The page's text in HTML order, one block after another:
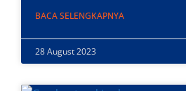
BACA SELENGKAPNYA
28 August 2023